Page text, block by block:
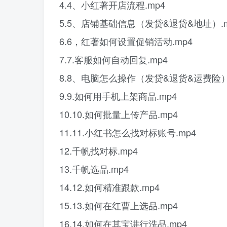
4.4、小红著开店流程.mp4
5.5、店铺基础信息（发贷&退贷&地址）
6.6，红著如何设置促销活动.mp4
7.7.客服如何自动回复.mp4
8.8、电脑怎么操作（发贷&退货&运费险
9.9.如何用手机上架商品.mp4
10.10.如何批量上传产品.mp4
11.11.小红书怎么找对标账号.mp4
12.千帆找对标.mp4
13.千帆选品.mp4
14.12.如何精准跟款.mp4
15.13.如何在红曹上选品.mp4
16.14.如何在其宝讲行洗品.mp4